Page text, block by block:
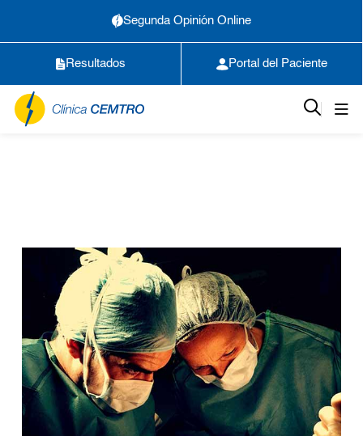
Segunda Opinión Online
Resultados Portal del Paciente